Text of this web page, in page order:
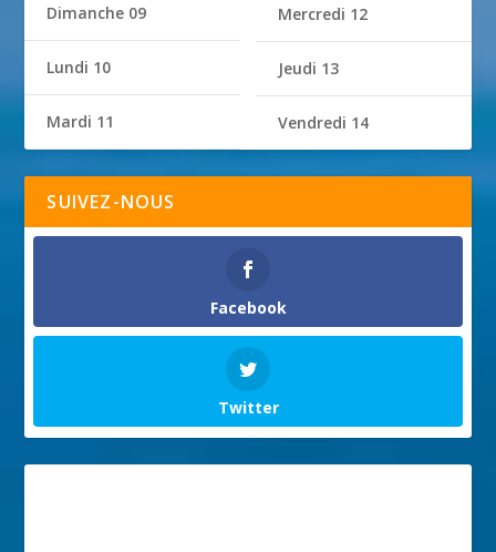
Dimanche 09
Lundi 10
Mardi 11
Mercredi 12
Jeudi 13
Vendredi 14
SUIVEZ-NOUS
Facebook
Twitter